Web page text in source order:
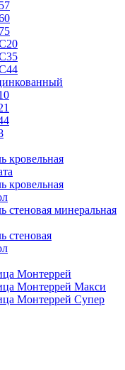
кровельная
кровельная
стеновая минеральная
стеновая
Монтеррей
Монтеррей Макси
Монтеррей Супер